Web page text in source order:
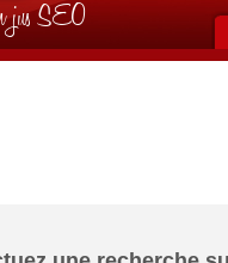
jus SEO